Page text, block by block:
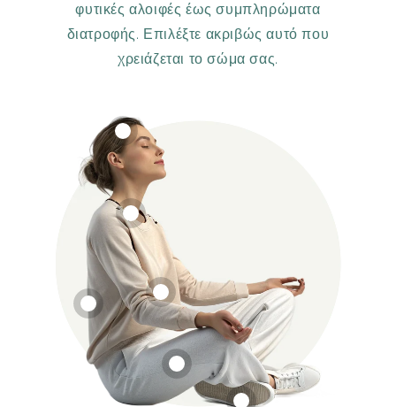
φυτικές αλοιφές έως συμπληρώματα
διατροφής. Επιλέξτε ακριβώς αυτό που
χρειάζεται το σώμα σας.